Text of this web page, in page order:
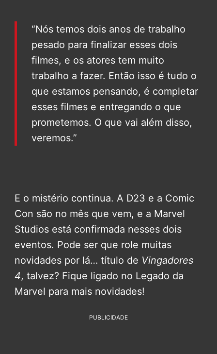
“Nós temos dois anos de trabalho
pesado para finalizar esses dois
filmes, e os atores tem muito
trabalho a fazer. Então isso é tudo o
que estamos pensando, é completar
esses filmes e entregando o que
prometemos. O que vai além disso,
veremos.”
E o mistério continua. A D23 e a Comic
Con são no mês que vem, e a Marvel
Studios está confirmada nesses dois
eventos. Pode ser que role muitas
novidades por lá… título de Vingadores
4, talvez? Fique ligado no Legado da
Marvel para mais novidades!
PUBLICIDADE